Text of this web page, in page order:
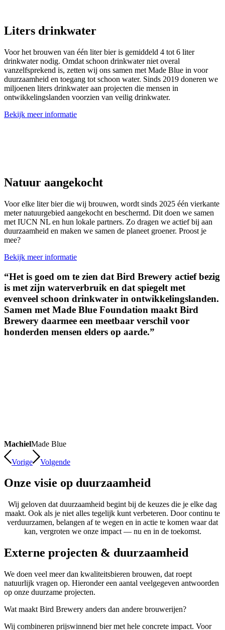
Liters drinkwater
Voor het brouwen van één liter bier is gemiddeld 4 tot 6 liter
drinkwater nodig. Omdat schoon drinkwater niet overal
vanzelfsprekend is, zetten wij ons samen met Made Blue in voor
duurzaamheid en toegang tot schoon water. Sinds 2019 doneren we
miljoenen liters drinkwater aan projecten die mensen in
ontwikkelingslanden voorzien van veilig drinkwater.
Bekijk meer informatie
Natuur aangekocht
Voor elke liter bier die wij brouwen, wordt sinds 2025 één vierkante
meter natuurgebied aangekocht en beschermd. Dit doen we samen
met IUCN NL en hun lokale partners. Zo dragen we actief bij aan
duurzaamheid en maken we samen de planeet groener. Proost je
mee?
Bekijk meer informatie
“Het is goed om te zien dat Bird Brewery actief bezig
is met zijn waterverbruik en dat spiegelt met
evenveel schoon drinkwater in ontwikkelingslanden.
Samen met Made Blue Foundation maakt Bird
Brewery daarmee een meetbaar verschil voor
honderden mensen elders op aarde.”
MachielMade Blue
Vorige Volgende
Onze visie op duurzaamheid
Wij geloven dat duurzaamheid begint bij de keuzes die je elke dag
maakt. Ook als je niet alles tegelijk kunt verbeteren. Door continu te
verduurzamen, belangen af te wegen en in actie te komen waar dat
kan, vergroten we onze impact — nu en in de toekomst.
Externe projecten & duurzaamheid
We doen veel meer dan kwaliteitsbieren brouwen, dat roept
natuurlijk vragen op. Hieronder een aantal veelgegeven antwoorden
op onze duurzame projecten.
Wat maakt Bird Brewery anders dan andere brouwerijen?
Wij combineren prijswinnend bier met hele concrete impact. Voor